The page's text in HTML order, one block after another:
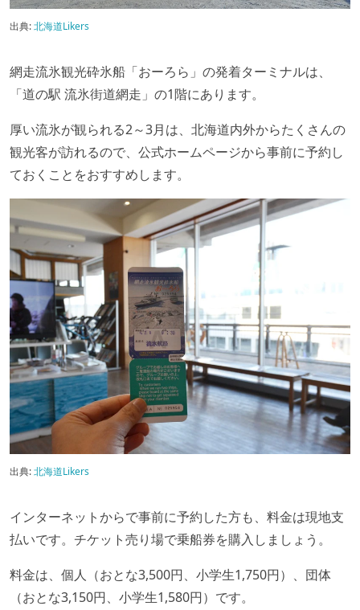
出典:北海道Likers
網走流氷観光砕氷船「おーろら」の発着ターミナルは、
「道の駅 流氷街道網走」の1階にあります。
厚い流氷が観られる2～3月は、北海道内外からたくさんの
観光客が訪れるので、公式ホームページから事前に予約し
ておくことをおすすめします。
出典:北海道Likers
インターネットからで事前に予約した方も、料金は現地支
払いです。チケット売り場で乗船券を購入しましょう。
料金は、個人（おとな3,500円、小学生1,750円）、団体
（おとな3,150円、小学生1,580円）です。